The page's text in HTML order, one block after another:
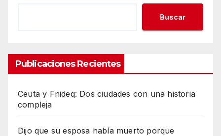
Buscar
Publicaciones Recientes
Ceuta y Fnideq: Dos ciudades con una historia
compleja
Dijo que su esposa había muerto porque